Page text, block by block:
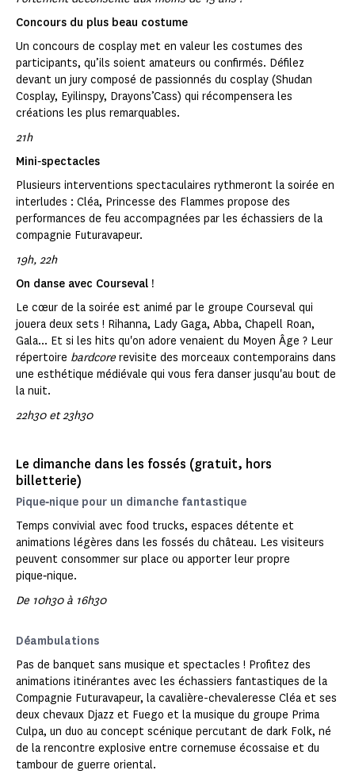
Concours du plus beau costume
Un concours de cosplay met en valeur les costumes des
participants, qu’ils soient amateurs ou confirmés. Défilez
devant un jury composé de passionnés du cosplay (Shudan
Cosplay, Eyilinspy, Drayons’Cass) qui récompensera les
créations les plus remarquables.
21h
Mini‑spectacles
Plusieurs interventions spectaculaires rythmeront la soirée en
interludes : Cléa, Princesse des Flammes propose des
performances de feu accompagnées par les échassiers de la
compagnie Futuravapeur.
19h, 22h
On danse avec Courseval !
Le cœur de la soirée est animé par le groupe Courseval qui
jouera deux sets ! Rihanna, Lady Gaga, Abba, Chapell Roan,
Gala... Et si les hits qu'on adore venaient du Moyen Âge ? Leur
répertoire bardcore revisite des morceaux contemporains dans
une esthétique médiévale qui vous fera danser jusqu'au bout de
la nuit.
22h30 et 23h30
Le dimanche dans les fossés (gratuit, hors
billetterie)
Pique‑nique pour un dimanche fantastique
Temps convivial avec food trucks, espaces détente et
animations légères dans les fossés du château. Les visiteurs
peuvent consommer sur place ou apporter leur propre
pique‑nique.
De 10h30 à 16h30
Déambulations
Pas de banquet sans musique et spectacles ! Profitez des
animations itinérantes avec les échassiers fantastiques de la
Compagnie Futuravapeur, la cavalière-chevaleresse Cléa et ses
deux chevaux Djazz et Fuego et la musique du groupe Prima
Culpa, un duo au concept scénique percutant de dark Folk, né
de la rencontre explosive entre cornemuse écossaise et du
tambour de guerre oriental.